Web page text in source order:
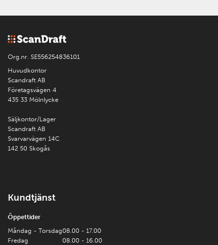
Org.nr. SE556254836101
Huvudkontor
Scandraft AB
Företagsvägen 4
435 33 Mölnlycke
Säljkontor/Lager
Scandraft AB
Svarvarvägen 14C
142 50 Skogås
Kundtjänst
Öppettider
Måndag - Torsdag
Fredag
08.00 - 17.00
08.00 - 16.00